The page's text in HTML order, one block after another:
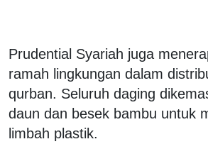
Prudential Syariah juga
ramah lingkungan dalam
qurban. Seluruh daging
daun dan besek bambu untuk
limbah plastik.